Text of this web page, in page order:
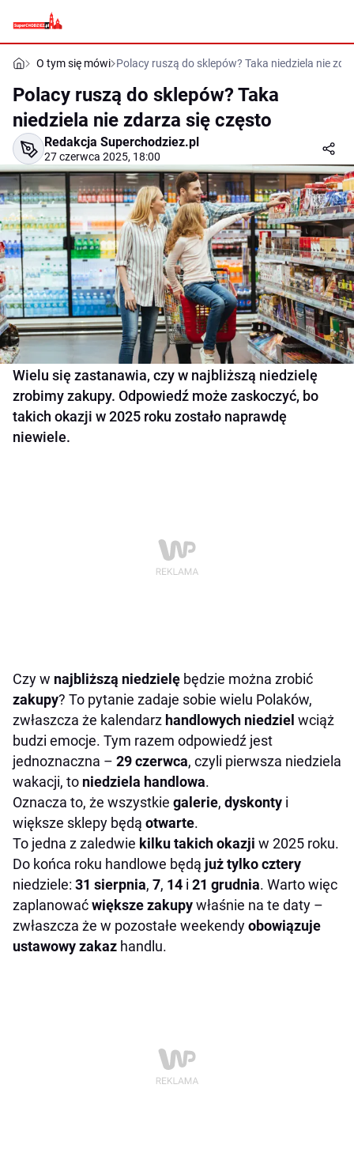
O tym się mówi Polacy ruszą do sklepów? Taka niedziela nie
Polacy ruszą do sklepów? Taka
niedziela nie zdarza się często
Redakcja Superchodziez.pl
27 czerwca 2025, 18:00
Wielu się zastanawia, czy w najbliższą niedzielę
zrobimy zakupy. Odpowiedź może zaskoczyć, bo
takich okazji w 2025 roku zostało naprawdę
niewiele.
Czy w najbliższą niedzielę będzie można zrobić
zakupy? To pytanie zadaje sobie wielu Polaków,
zwłaszcza że kalendarz handlowych niedziel wciąż
budzi emocje. Tym razem odpowiedź jest
jednoznaczna – 29 czerwca, czyli pierwsza niedziela
wakacji, to niedziela handlowa.
Oznacza to, że wszystkie galerie, dyskonty i
większe sklepy będą otwarte.
To jedna z zaledwie kilku takich okazji w 2025 roku.
Do końca roku handlowe będą już tylko cztery
niedziele: 31 sierpnia, 7, 14 i 21 grudnia. Warto więc
zaplanowaćwiększe zakupywłaśnie na te daty –
zwłaszcza że w pozostałe weekendyobowiązuje
ustawowy zakaz handlu.